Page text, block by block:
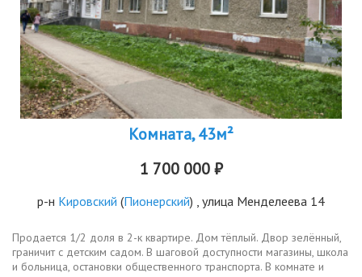
Комната, 43м²
1 700 000 ₽
р-н Кировский (Пионерский) , улица Менделеева 14
Продается 1/2 доля в 2-к квартире. Дом тёплый. Двор зелённый,
граничит с детским садом. В шаговой доступности магазины, школа
и больница, остановки общественного транспорта. В комнате и